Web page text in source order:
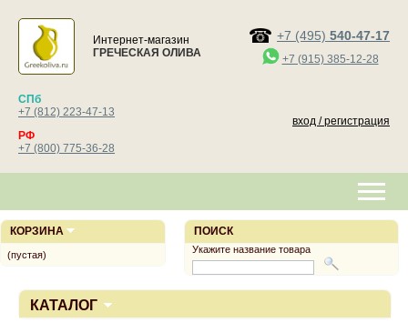
Интернет-магазин
ГРЕЧЕСКАЯ ОЛИВА
+7 (495) 540-47-17
+7 (915) 385-12-28
СПб
+7 (812) 223-47-13
РФ
+7 (800) 775-36-28
вход / регистрация
КАТАЛОГ
ПОИСК
Укажите название товара
КОРЗИНА
(пустая)